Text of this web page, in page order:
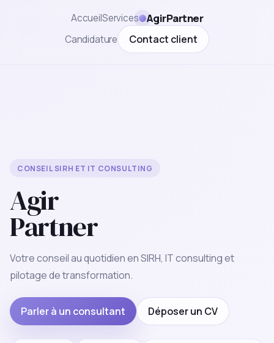
AccueilServices AgirPartner
Candidature Contact client
CONSEIL SIRH ET IT CONSULTING
Agir
Partner
Votre conseil au quotidien en SIRH, IT consulting et
pilotage de transformation.
Parler à un consultant Déposer un CV